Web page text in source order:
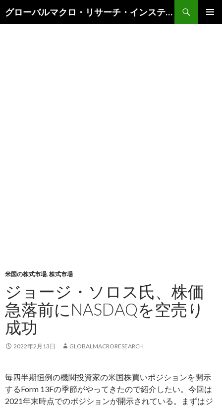
グローバルマクロ・リサーチ・インスティテュート
索
米国の株式市場, 株式市場
ジョージ・ソロス氏、株価
急落前にNASDAQを空売り
成功
2022年2月13日 GLOBALMACRORESEARCH
毎四半期恒例の機関投資家の米国株買いポジションを開示
するForm 13Fの季節がやってきたので紹介したい。今回は
2021年末時点でのポジションが開示されている。まずはジ